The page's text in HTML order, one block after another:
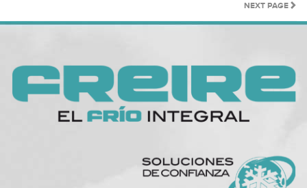
NEXT PAGE